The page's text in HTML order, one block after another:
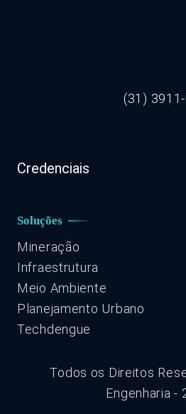
(31)
Credenciais
Soluções
Mineração
Infraestrutura
Meio Ambiente
Planejamento Urbano
Techdengue
Todos os Direitos
Engenharia -